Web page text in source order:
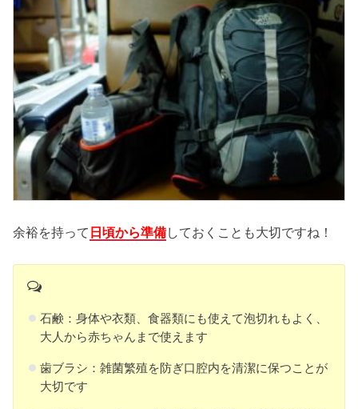
余裕を持って 日頃から準備しておくことも大切ですね！
石鹸：身体や衣類、食器類にも使えて泡切れもよく、
大人から赤ちゃんまで使えます
歯ブラシ：雑菌繁殖を防ぎ口腔内を清潔に保つことが
大切です